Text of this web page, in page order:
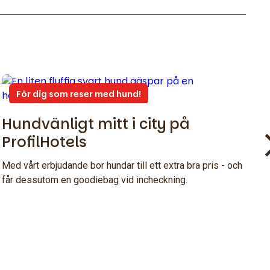
För dig som reser med hund!
Hundvänligt mitt i city på
ProfilHotels
Med vårt erbjudande bor hundar till ett extra bra pris - och
får dessutom en goodiebag vid incheckning.